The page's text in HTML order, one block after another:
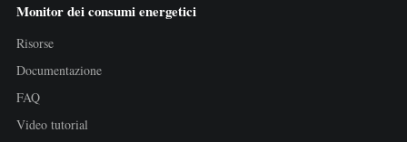
Monitor dei consumi energetici
Risorse
Documentazione
FAQ
Video tutorial